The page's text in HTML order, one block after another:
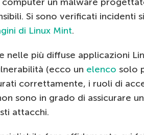
Si sono verificati incidenti
di Linux Mint.
nelle più diffuse applicazioni
(ecco un elenco solo
correttamente, i ruoli di
sono in grado di assicurare
attacchi.